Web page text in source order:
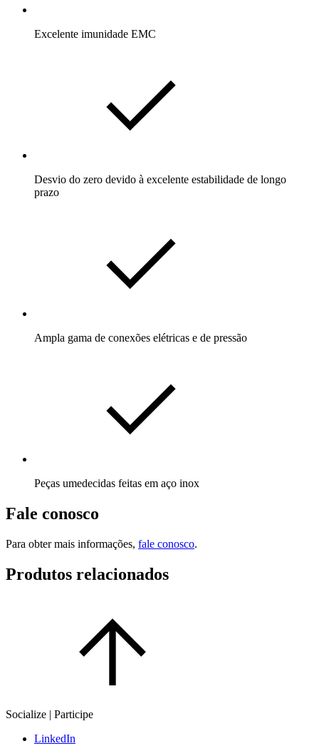
Excelente imunidade EMC
Desvio do zero devido à excelente estabilidade de longo
prazo
Ampla gama de conexões elétricas e de pressão
Peças umedecidas feitas em aço inox
Fale conosco
Para obter mais informações, fale conosco.
Produtos relacionados
Socialize | Participe
LinkedIn